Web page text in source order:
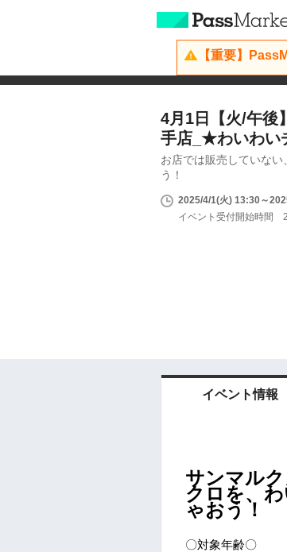
【重要】
4月1日【火/午後
手店_★わいわい
お店では販売していな
う！
2025/4/1(火) 13:30～
イベント受付開始時間
イベント情報
サンマル
クロを、
ゃおう！
〇対象年齢〇